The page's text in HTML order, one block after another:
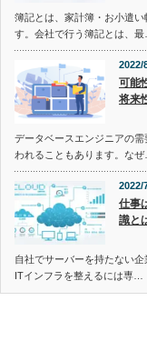
簿記とは、家計簿・お小遣
す。会社で行う簿記とは、
2022/
可能
将来
データベースエンジニアの
われることもあります。な
2022/
仕事
識と
自社でサーバーを持たない
ITインフラを整えるには専…